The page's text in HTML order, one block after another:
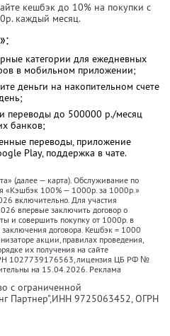
кешбэк до 10% на покупки с
каждый месяц.
категории для ежедневных
в мобильном приложении;
деньги на накопительном счете
переводы до 500000 р./месяц
банков;
переводы, приложение
Play, поддержка в чате.
(далее — карта). Обслуживание по
«Кэшбэк 100% — 1000р. за 1000р.»
включительно. Для участия
впервые заключить договор о
и совершить покупку от 1000р. в
договора. Кешбэк = 1000
акции, правилах проведения,
их получения на сайте
1027739176563, лицензия ЦБ РФ №
на 15.04.2026. Реклама
с ограниченной
Партнер",ИНН 9725063452, ОГРН